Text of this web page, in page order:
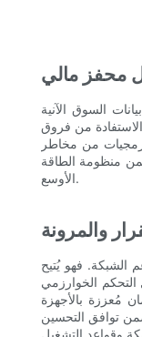
محفز مالي
السوق الآنية
من فروق
من مخاطر
منظومة الطاقة
الأوسع.
والمرونة
الشبكة. فهو يُتيح
التحكم الخوارزمي
مُعززة بالأجهزة
توافق التحسين